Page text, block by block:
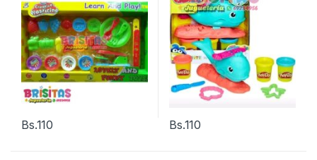
Bs.110 Bs.110